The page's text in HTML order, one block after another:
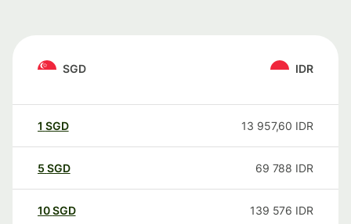
SGD IDR
1 SGD 13 957,60 IDR
5 SGD 69 788 IDR
10SGD 139 576 IDR